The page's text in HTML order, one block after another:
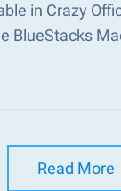
in Crazy
BlueStacks
Read More